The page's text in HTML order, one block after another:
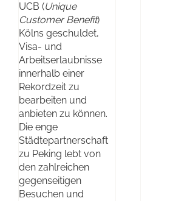
UCB (Unique
Customer Benefit)
Kölns geschuldet,
Visa- und
Arbeitserlaubnisse
innerhalb einer
Rekordzeit zu
bearbeiten und
anbieten zu können.
Die enge
Städtepartnerschaft
zu Peking lebt von
den zahlreichen
gegenseitigen
Besuchen und